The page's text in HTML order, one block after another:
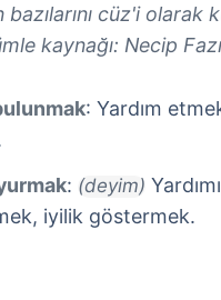
bazılarını cüz'i olarak
kaynağı: Necip
: Yardım
: (deyim) Yardımı
iyilik göstermek.